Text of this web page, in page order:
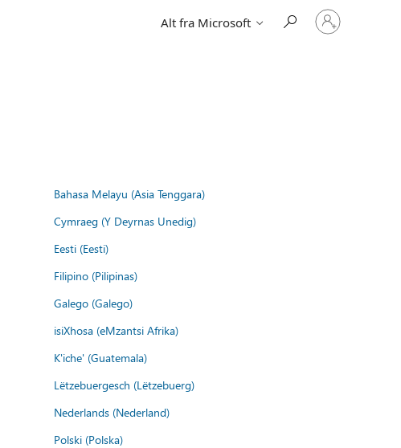
Alt fra Microsoft
Logg
på
kontoen
Bahasa Melayu (Asia Tenggara)
Cymraeg (Y Deyrnas Unedig)
Eesti (Eesti)
Filipino (Pilipinas)
Galego (Galego)
isiXhosa (eMzantsi Afrika)
K'iche' (Guatemala)
Lëtzebuergesch (Lëtzebuerg)
Nederlands (Nederland)
Polski (Polska)